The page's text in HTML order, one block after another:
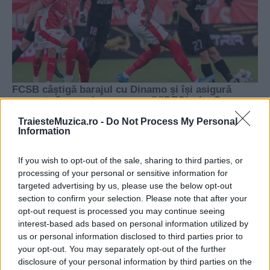
TraiesteMuzica.ro - Do Not Process My Personal
Information
If you wish to opt-out of the sale, sharing to third parties, or
processing of your personal or sensitive information for
targeted advertising by us, please use the below opt-out
section to confirm your selection. Please note that after your
opt-out request is processed you may continue seeing
interest-based ads based on personal information utilized by
us or personal information disclosed to third parties prior to
your opt-out. You may separately opt-out of the further
disclosure of your personal information by third parties on the